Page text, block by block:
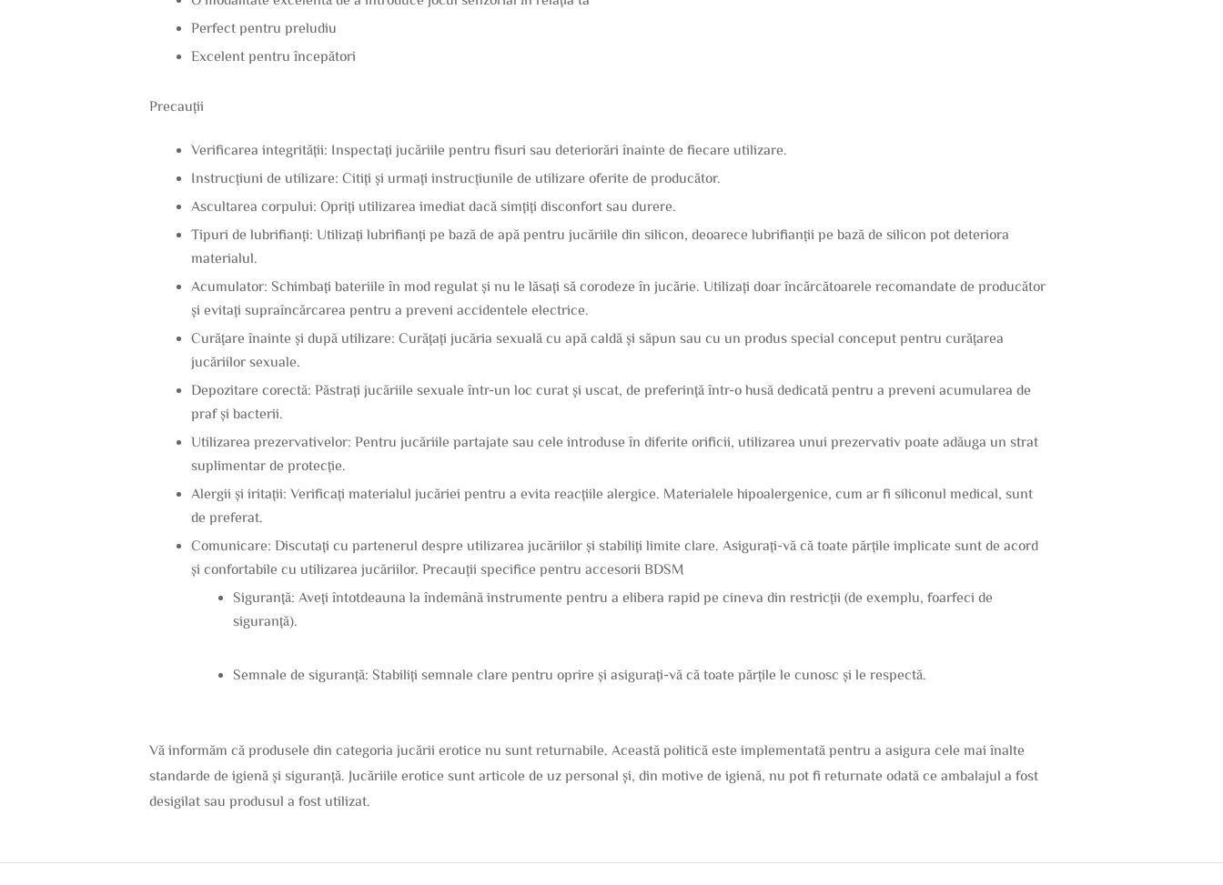
Perfect pentru preludiu
Excelent pentru începători
Precauții
Verificarea integrității: Inspectați jucăriile pentru fisuri sau deteriorări înainte de fiecare utilizare.
Instrucțiuni de utilizare: Citiți și urmați instrucțiunile de utilizare oferite de producător.
Ascultarea corpului: Opriți utilizarea imediat dacă simțiți disconfort sau durere.
Tipuri de lubrifianți: Utilizați lubrifianți pe bază de apă pentru jucăriile din silicon, deoarece lubrifianții pe bază de silicon pot deteriora
materialul.
Acumulator: Schimbați bateriile în mod regulat și nu le lăsați să corodeze în jucărie. Utilizați doar încărcătoarele recomandate de producător
și evitați supraîncărcarea pentru a preveni accidentele electrice.
Curățare înainte și după utilizare: Curățați jucăria sexuală cu apă caldă și săpun sau cu un produs special conceput pentru curățarea
jucăriilor sexuale.
Depozitare corectă: Păstrați jucăriile sexuale într-un loc curat și uscat, de preferință într-o husă dedicată pentru a preveni acumularea de
praf și bacterii.
Utilizarea prezervativelor: Pentru jucăriile partajate sau cele introduse în diferite orificii, utilizarea unui prezervativ poate adăuga un strat
suplimentar de protecție.
Alergii și iritații: Verificați materialul jucăriei pentru a evita reacțiile alergice. Materialele hipoalergenice, cum ar fi siliconul medical, sunt
de preferat.
Comunicare: Discutați cu partenerul despre utilizarea jucăriilor și stabiliți limite clare. Asigurați-vă că toate părțile implicate sunt de acord
și confortabile cu utilizarea jucăriilor. Precauții specifice pentru accesorii BDSM
Siguranță: Aveți întotdeauna la îndemână instrumente pentru a elibera rapid pe cineva din restricții (de exemplu, foarfeci de
siguranță).
Semnale de siguranță: Stabiliți semnale clare pentru oprire și asigurați-vă că toate părțile le cunosc și le respectă.
Vă informăm că produsele din categoria jucării erotice nu sunt returnabile. Această politică este implementată pentru a asigura cele mai înalte
standarde de igienă și siguranță. Jucăriile erotice sunt articole de uz personal și, din motive de igienă, nu pot fi returnate odată ce ambalajul a fost
desigilat sau produsul a fost utilizat.